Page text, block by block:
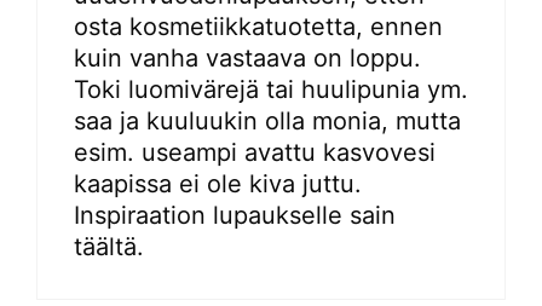
osta kosmetiikkatuotetta, ennen
kuin vanha vastaava on loppu.
Toki luomivärejä tai huulipunia ym.
saa ja kuuluukin olla monia, mutta
esim. useampi avattu kasvovesi
kaapissa ei ole kiva juttu.
Inspiraation lupaukselle sain
täältä.